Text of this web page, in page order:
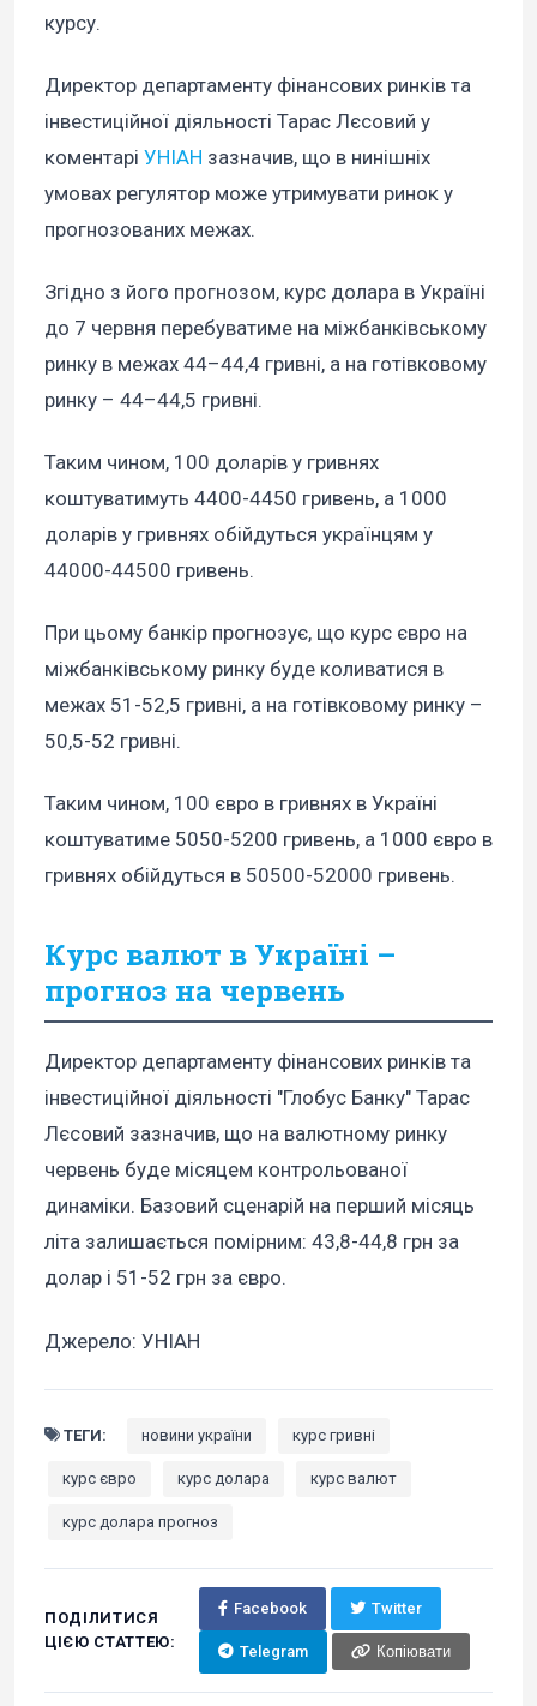
курсу.
Директор департаменту фінансових ринків та
інвестиційної діяльності Тарас Лєсовий у
коментарі УНІАН зазначив, що в нинішніх
умовах регулятор може утримувати ринок у
прогнозованих межах.
Згідно з його прогнозом, курс долара в Україні
до 7 червня перебуватиме на міжбанківському
ринку в межах 44–44,4 гривні, а на готівковому
ринку – 44–44,5 гривні.
Таким чином, 100 доларів у гривнях
коштуватимуть 4400-4450 гривень, а 1000
доларів у гривнях обійдуться українцям у
44000-44500 гривень.
При цьому банкір прогнозує, що курс євро на
міжбанківському ринку буде коливатися в
межах 51-52,5 гривні, а на готівковому ринку –
50,5-52 гривні.
Таким чином, 100 євро в гривнях в Україні
коштуватиме 5050-5200 гривень, а 1000 євро в
гривнях обійдуться в 50500-52000 гривень.
Курс валют в Україні –
прогноз на червень
Директор департаменту фінансових ринків та
інвестиційної діяльності "Глобус Банку" Тарас
Лєсовий зазначив, що на валютному ринку
червень буде місяцем контрольованої
динаміки. Базовий сценарій на перший місяць
літа залишається помірним: 43,8-44,8 грн за
долар і 51-52 грн за євро.
Джерело: УНІАН
ТЕГИ: новини україни курс гривні
курс євро курс долара курс валют
курс долара прогноз
ПОДІЛИТИСЯ
ЦІЄЮ СТАТТЕЮ:
Facebook Twitter
Telegram Копіювати